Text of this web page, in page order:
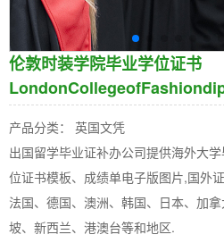
伦敦时装学院毕业学位证书
产品分类： 英国文凭
出国留学毕业证补办公司提供海外大
位证书模板、成绩单电子版图片,国外
法国、德国、澳洲、韩国、日本、加
坡、新西兰、港澳台等和地区.